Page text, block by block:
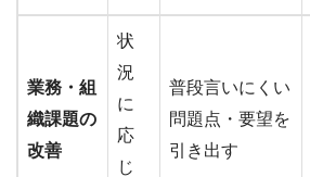
業務・組
織課題の
改善
状
況
に
応
じ
普段言いにくい
問題点・要望を
引き出す